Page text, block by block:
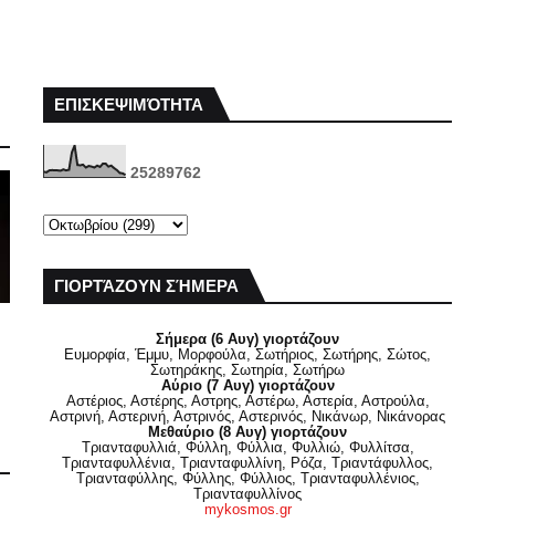
ΕΠΙΣΚΕΨΙΜΌΤΗΤΑ
25289762
ΓΙΟΡΤΆΖΟΥΝ ΣΉΜΕΡΑ
Σήμερα (6 Αυγ) γιορτάζουν
Ευμορφία, Έμμυ, Μορφούλα, Σωτήριος, Σωτήρης, Σώτος,
Σωτηράκης, Σωτηρία, Σωτήρω
Αύριο (7 Αυγ) γιορτάζουν
Αστέριος, Αστέρης, Αστρης, Αστέρω, Αστερία, Αστρούλα,
Αστρινή, Αστερινή, Αστρινός, Αστερινός, Νικάνωρ, Νικάνορας
Μεθαύριο (8 Αυγ) γιορτάζουν
Τριανταφυλλιά, Φύλλη, Φύλλια, Φυλλιώ, Φυλλίτσα,
Τριανταφυλλένια, Τριανταφυλλίνη, Ρόζα, Τριαντάφυλλος,
Τριανταφύλλης, Φύλλης, Φύλλιος, Τριανταφυλλένιος,
Τριανταφυλλίνος
mykosmos.gr